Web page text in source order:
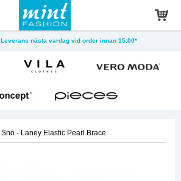
Leverans nästa vardag vid order innan 15:00*
Snö - Laney Elastic Pearl Brace